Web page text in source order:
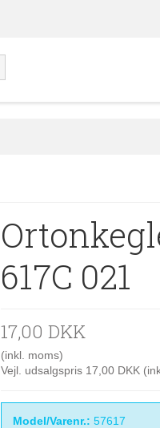
617C 021
17,00 DKK
(inkl. moms)
Vejl. udsalgspris 17,00 DKK
Model/Varenr.: 57617